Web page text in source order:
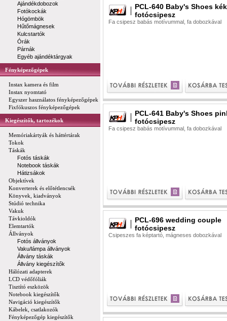
Ajándékdobozok
Fotókockák
Hógömbök
Hűtőmágnesek
Kulcstartók
Órák
Párnák
Egyéb ajándéktárgyak
Fényképezőgépek
Instax kamera és film
Instax nyomtató
Egyszer használatos fényképezőgépek
Fixfókuszos fényképezőgépek
Kiegészítők, tartozékok
Memóriakártyák és háttértárak
Tokok
Táskák
Fotós táskák
Notebook táskák
Hátizsákok
Objektívek
Konverterek és előtétlencsék
Könyvek, kiadványok
Stúdió technika
Vakuk
Távkioldók
Elemtartók
Állványok
Fotós állványok
Vaku/lámpa állványok
Állvány táskák
Állvány kiegészítők
Hálózati adapterek
LCD védőfóliák
Tisztító eszközök
Notebook kiegészítők
Navigáció kiegészítők
Kábelek, csatlakozók
Fényképezőgép kiegészítők
PCL-640 Baby's Shoes kék
fotócsipesz
Fa csipesz babás motívummal, fa dobozkával
PCL-641 Baby's Shoes
fotócsipesz
Fa csipesz babás motívummal, fa dobozkával
PCL-696 wedding couple
fotócsipesz
Csipeszes fa képtartó, mágneses dobozkával